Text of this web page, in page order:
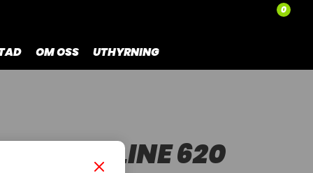
0
OM OSS UTHYRNING
SNOWLINE 620